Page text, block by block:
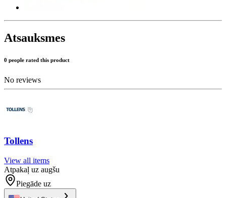
Atsauksmes
0 people rated this product
No reviews
Tollens
View all items
Atpakaļ uz augšu
Piegāde uz